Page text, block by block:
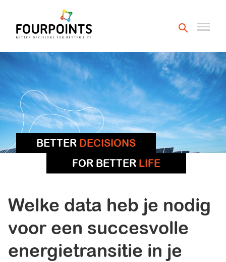
BETTER DECISIONS
FOR BETTER LIFE
Welke data heb je nodig
voor een succesvolle
energietransitie in je